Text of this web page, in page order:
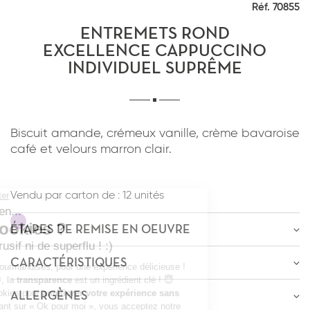
confidentialitédu site www.coupdepates.fr
RAPPELEZ-MOI
ou
* J'ai lu et j'accepte la politique de
ENVOYER PAR E-MAIL
OU
ÊTRE RECONTACTÉ
* Champs obligatoires
Réf. 70855
ENTREMETS ROND
EXCELLENCE CAPPUCCINO
INDIVIDUEL SUPRÊME
Biscuit amande, crémeux vanille, crème bavaroise
café et velours marron clair.
Vendu par carton de : 12 unités
ÉTAPES DE REMISE EN OEUVRE
Décongélation-6hà0-4°C
CARACTÉRISTIQUES
Poids : 80g
ALLERGÈNES